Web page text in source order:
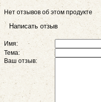
Нет отзывов об этом продукте
Написать отзыв
Имя:
Тема:
Ваш отзыв: